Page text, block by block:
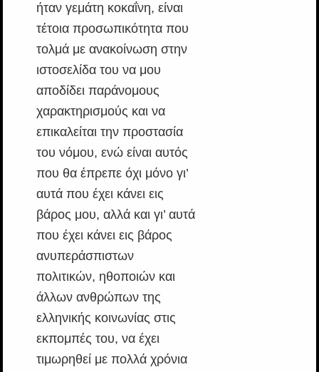
ήταν γεμάτη κοκαΐνη, είναι
τέτοια προσωπικότητα που
τολμά με ανακοίνωση στην
ιστοσελίδα του να μου
αποδίδει παράνομους
χαρακτηρισμούς και να
επικαλείται την προστασία
του νόμου, ενώ είναι αυτός
που θα έπρεπε όχι μόνο γι’
αυτά που έχει κάνει εις
βάρος μου, αλλά και γι’ αυτά
που έχει κάνει εις βάρος
ανυπεράσπιστων
πολιτικών, ηθοποιών και
άλλων ανθρώπων της
ελληνικής κοινωνίας στις
εκπομπές του, να έχει
τιμωρηθεί με πολλά χρόνια